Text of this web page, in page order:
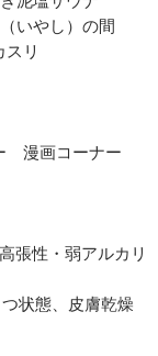
いやし）の間
リ
漫画コーナー
張性・弱アルカリ
状態、皮膚乾燥